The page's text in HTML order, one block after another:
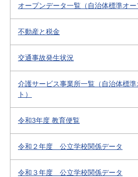
オープンデータ一覧（自治体標準オー
不動産と税金
交通事故発生状況
介護サービス事業所一覧（自治体標
ト）
令和3年度 教育便覧
令和２年度 公立学校関係データ
令和３年度 公立学校関係データ